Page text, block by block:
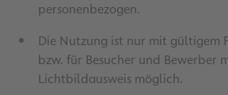
personenbezogen.
Die Nutzung ist nur mit gültigem
bzw. für Besucher und Bewerber
Lichtbildausweis möglich.